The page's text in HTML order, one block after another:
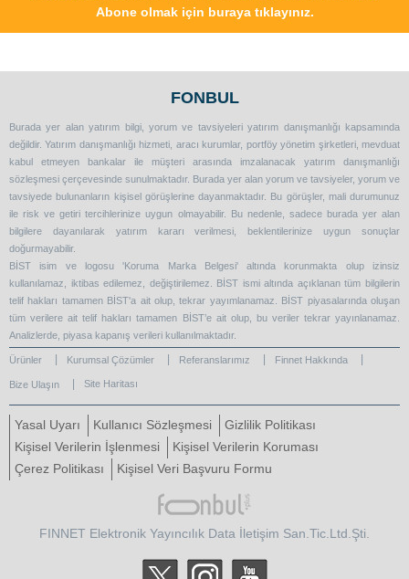
Abone olmak için buraya tıklayınız.
FONBUL
Burada yer alan yatırım bilgi, yorum ve tavsiyeleri yatırım danışmanlığı kapsamında
değildir. Yatırım danışmanlığı hizmeti, aracı kurumlar, portföy yönetim şirketleri, mevduat
kabul etmeyen bankalar ile müşteri arasında imzalanacak yatırım danışmanlığı
sözleşmesi çerçevesinde sunulmaktadır. Burada yer alan yorum ve tavsiyeler, yorum ve
tavsiyede bulunanların kişisel görüşlerine dayanmaktadır. Bu görüşler, mali durumunuz
ile risk ve getiri tercihlerinize uygun olmayabilir. Bu nedenle, sadece burada yer alan
bilgilere dayanılarak yatırım kararı verilmesi, beklentilerinize uygun sonuçlar
doğurmayabilir.
BİST isim ve logosu 'Koruma Marka Belgesi' altında korunmakta olup izinsiz
kullanılamaz, iktibas edilemez, değiştirilemez. BİST ismi altında açıklanan tüm bilgilerin
telif hakları tamamen BİST'a ait olup, tekrar yayımlanamaz. BİST piyasalarında oluşan
tüm verilere ait telif hakları tamamen BİST’e ait olup, bu veriler tekrar yayınlanamaz.
Analizlerde, piyasa kapanış verileri kullanılmaktadır.
Ürünler Kurumsal Çözümler Referanslarımız Finnet Hakkında
Bize Ulaşın Site Haritası
Yasal Uyarı Kullanıcı Sözleşmesi
Gizlilik Politikası
Kişisel Verilerin İşlenmesi
Kişisel Verilerin Koruması
Çerez Politikası
Kişisel Veri Başvuru Formu
FINNET Elektronik Yayıncılık Data İletişim San.Tic.Ltd.Şti.